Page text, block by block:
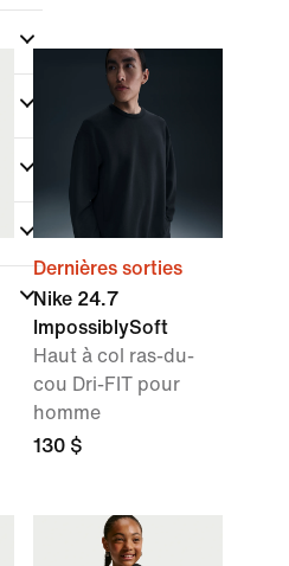
Dernières sorties
Nike 24.7
ImpossiblySoft
Haut à col ras-du-
cou Dri-FIT pour
homme
130 $